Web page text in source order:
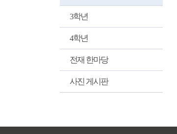
3학년
4학년
전재 한마당
사진 게시판